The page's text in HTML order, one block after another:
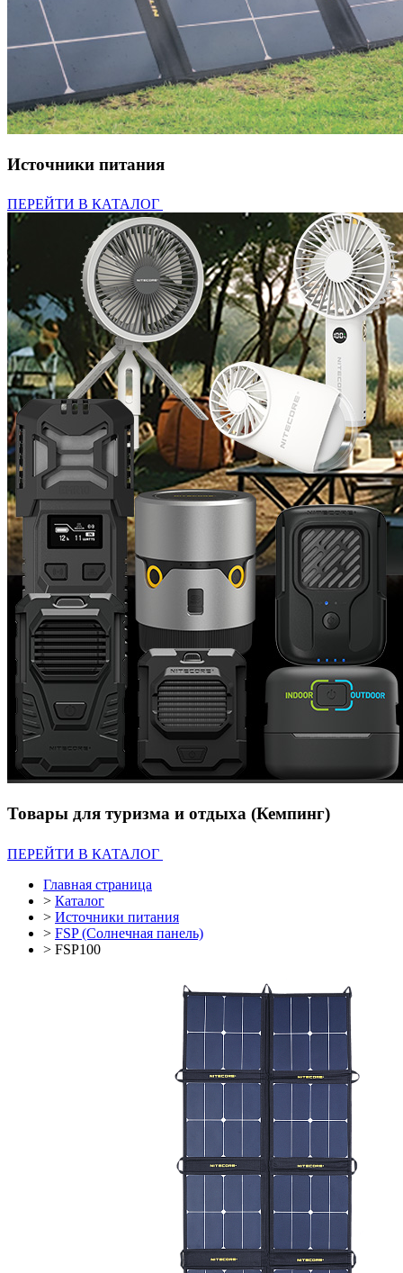
Источники питания
ПЕРЕЙТИ В КАТАЛОГ
Товары для туризма и отдыха (Кемпинг)
ПЕРЕЙТИ В КАТАЛОГ
Главная страница
> Каталог
> Источники питания
> FSP (Солнечная панель)
> FSP100